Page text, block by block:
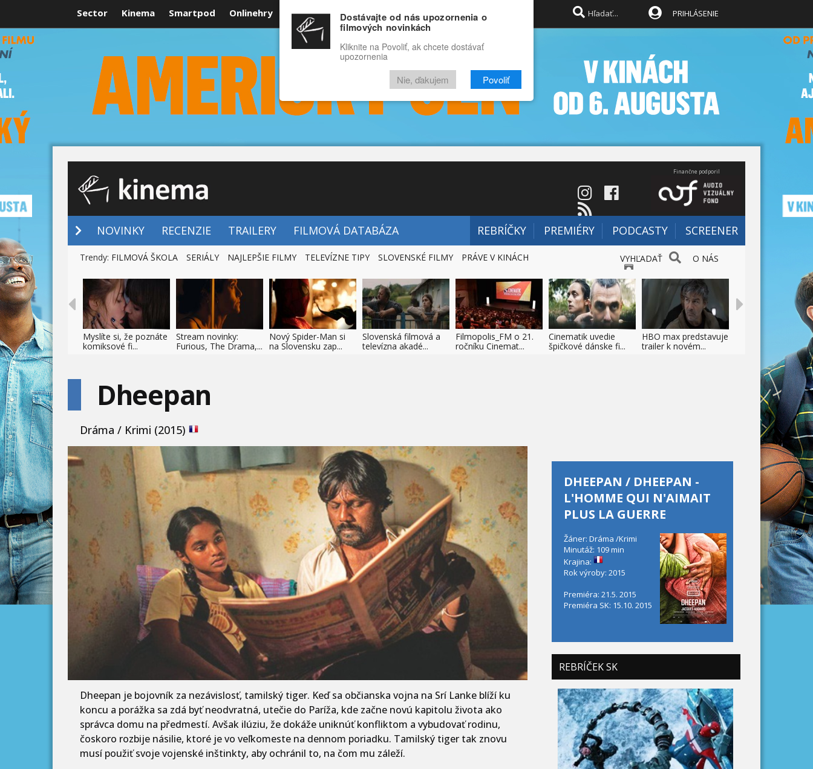
Sector Kinema Smartpod Onlinehry Rozprávky Funny Docu
RECENZIE VIDEÁ FILMY
PRIHLÁSENIE
Finančne podporil
NOVINKY RECENZIE TRAILERY FILMOVÁ DATABÁZA REBRÍČKY PREMIÉRY PODCASTY SCREENER
VYHĽADAŤ O NÁS
Trendy: FILMOVÁ ŠKOLA SERIÁLY NAJLEPŠIE FILMY TELEVÍZNE TIPY SLOVENSKÉ FILMY PRÁVE V KINÁCH
Myslíte si, že poznáte
komiksové fi...
Stream novinky:
Furious, The Drama,...
Nový Spider-Man si
na Slovensku zap...
Slovenská filmová a
televízna akadé...
Filmopolis_FM o 21.
ročníku Cinemat...
Cinematik uvedie
špičkové dánske fi...
HBO max predstavuje
trailer k novém...
Dheepan
Dráma / Krimi (2015)
Dheepan je bojovník za nezávislosť, tamilský tiger. Keď sa občianska vojna na Srí Lanke blíží ku
koncu a porážka sa zdá byť neodvratná, utečie do Paríža, kde začne novú kapitolu života ako
správca domu na předmestí. Avšak ilúziu, že dokáže uniknúť konfliktom a vybudovať rodinu,
čoskoro rozbije násilie, ktoré je vo veľkomeste na dennom poriadku. Tamilský tiger tak znovu
musí použiť svoje vojenské inštinkty, aby ochránil to, na čom mu záleží.
DHEEPAN / DHEEPAN -
L'HOMME QUI N'AIMAIT
PLUS LA GUERRE
Žáner: Dráma /Krimi
Minutáž: 109 min
Krajina:
Rok výroby: 2015
Premiéra: 21.5. 2015
Premiéra SK: 15.10. 2015
REBRÍČEK SK
Dostávajte od nás upozornenia o
filmových novinkách
Kliknite na Povoliť, ak chcete dostávať
upozornenia
Nie, ďakujem Povoliť